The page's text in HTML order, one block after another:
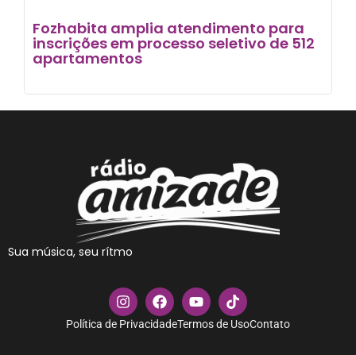
Fozhabita amplia atendimento para
inscrições em processo seletivo de 512
apartamentos
Sua música, seu rítmo
Política de PrivacidadeTermos de UsoContato